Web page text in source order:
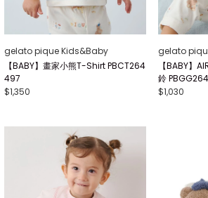
gelato pique Kids&Baby
【BABY】畫家小熊T-Shirt PBCT264
497
$1,350
gelato
【BABY】
鈴
$1,030